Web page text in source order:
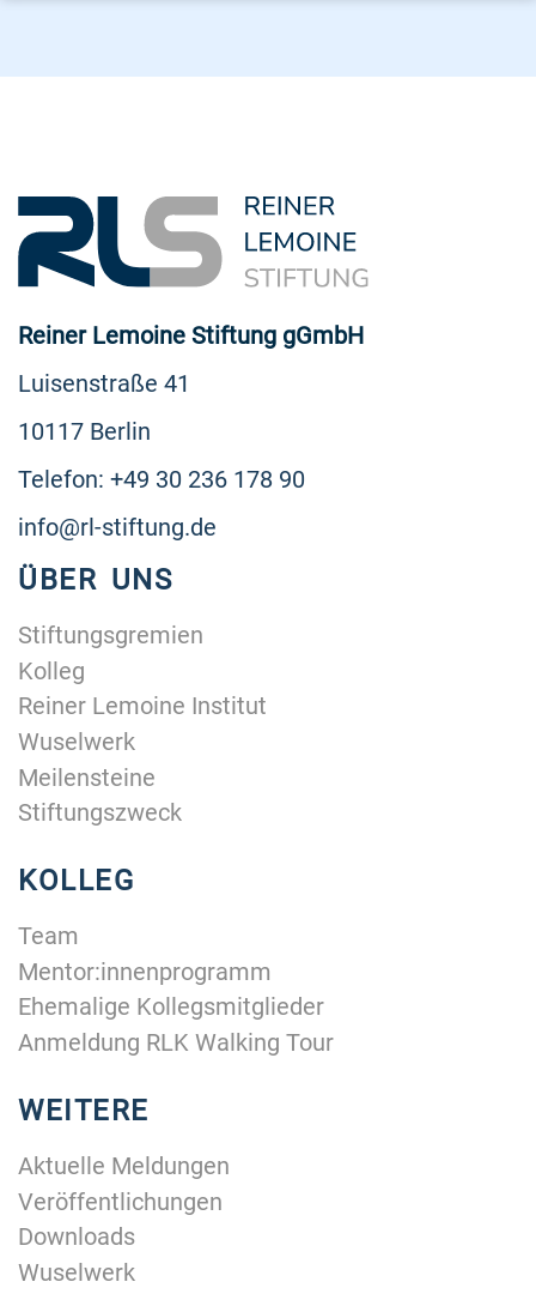
Reiner Lemoine Stiftung gGmbH
Luisenstraße 41
10117 Berlin
Telefon: +49 30 236 178 90
info@rl-stiftung.de
ÜBER UNS
Stiftungsgremien
Kolleg
Reiner Lemoine Institut
Wuselwerk
Meilensteine
Stiftungszweck
KOLLEG
Team
Mentor:innenprogramm
Ehemalige Kollegsmitglieder
Anmeldung RLK Walking Tour
WEITERE
Aktuelle Meldungen
Veröffentlichungen
Downloads
Wuselwerk